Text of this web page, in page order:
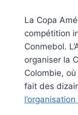
La Copa
compétition
Conmebol.
organiser la
Colombie,
fait des